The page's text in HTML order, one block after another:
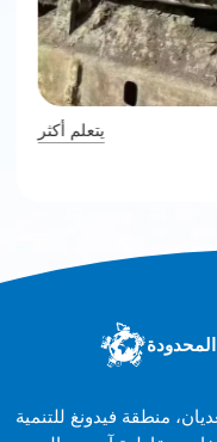
يتعلم أكثر
رونغديان، منطقة فيدونغ للتنمية